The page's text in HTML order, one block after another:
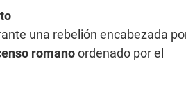
una rebelión encabezada
romanoordenado por el